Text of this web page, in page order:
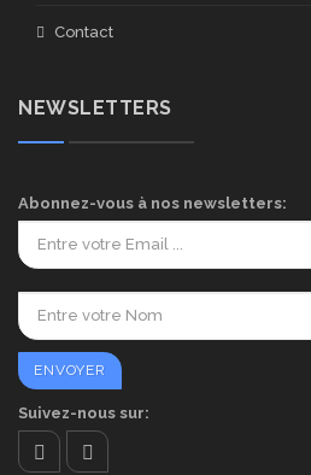
Contact
NEWSLETTERS
Abonnez-vous à nos newsletters:
Suivez-nous sur: